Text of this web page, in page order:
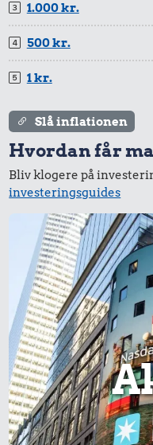
1.000 kr.
500 kr.
1 kr.
Slå inflationen
Hvordan får
Bliv klogere på
investeringsguides